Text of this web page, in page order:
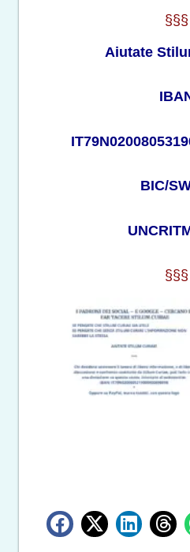
§§§
Aiutate
BIC/
§§§